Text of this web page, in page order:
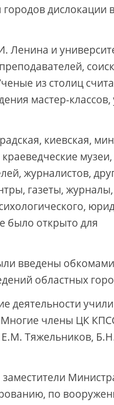
дислокации
Ленина и
из столиц
мастер-классов,
киевская,
журналистов,
газеты,
было открыто для
введены
областных
деятельности
члены ЦК
Тяжельников,
по